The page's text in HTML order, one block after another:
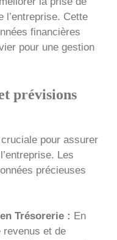
l’entreprise. Cette
financières
pour une gestion
prévisions
pour assurer
Les
précieuses
Trésorerie : En
et de